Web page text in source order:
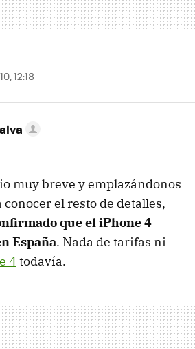
12:18
muy breve y emplazándonos
el resto de detalles,
que el iPhone 4
España. Nada de tarifas ni
4 todavía.